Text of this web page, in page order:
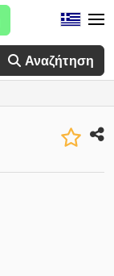
Αναζήτηση